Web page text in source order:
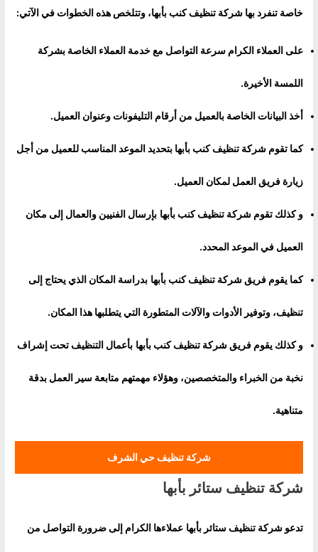
خاصة تنفرد بها شركة تنظيف كنب بأبها، وتتلخص هذه الخطوات في الآتي:
على العملاء الكرام سرعة التواصل مع خدمة العملاء الخاصة بشركة
اللمسة الأخيرة.
أخذ البيانات الخاصة بالعميل من أرقام التليفونات وعنوان العميل.
كما تقوم شركة تنظيف كنب بأبها بتحديد الموعد المناسب للعميل من أجل
زيارة فريق العمل لمكان العميل.
و كذلك تقومشركة تنظيف كنب بأبها بإرسال الفنيين والعمال إلى مكان
العميل في الموعد المحدد.
كما يقوم فريقشركة تنظيف كنب بأبها بدراسة المكان الذي يحتاج إلى
تنظيف، وتوفير الأدوات والآلات المتطورة التي يتطلبها هذا المكان.
و كذلك يقوم فريقشركة تنظيف كنب بأبها بأعمال التنظيف تحت إشراف
نخبة من الخبراء والمتخصصين، وهؤلاء مهمتهم متابعة سير العمل بدقة
متناهية.
شركة تنظيف حي الشرف
شركة تنظيف ستائر بأبها
تدعوشركة تنظيف ستائر بأبها عملاءها الكرام إلى ضرورة التواصل من